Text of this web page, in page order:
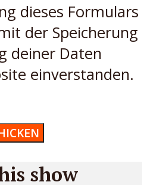
dieses Formulars
der Speicherung
deiner Daten
einverstanden.
show